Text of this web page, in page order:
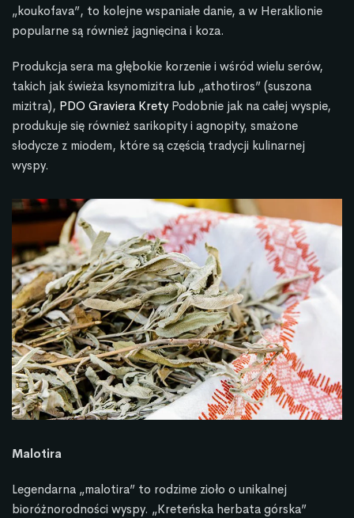
„koukofava”, to kolejne wspaniałe danie, a w Heraklionie
popularne są również jagnięcina i koza.
Produkcja sera ma głębokie korzenie i wśród wielu serów,
takich jak świeża ksynomizitra lub „athotiros” (suszona
mizitra), PDO Graviera Krety Podobnie jak na całej wyspie,
produkuje się również sarikopity i agnopity, smażone
słodycze z miodem, które są częścią tradycji kulinarnej
wyspy.
Malotira
Legendarna „malotira” to rodzime zioło o unikalnej
bioróżnorodności wyspy. „Kreteńska herbata górska”